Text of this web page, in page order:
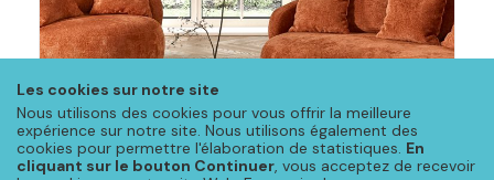
Les cookies sur notre site
Nous utilisons des cookies pour vous offrir la meilleure
expérience sur notre site. Nous utilisons également des
cookies pour permettre l'élaboration de statistiques. En
cliquant sur le bouton Continuer, vous acceptez de recevoir
9 AVRIL 2024
Le printemps s’installe dans nos intérieurs !
Découvrez les nouvelles tendances pour le printemps 2024 !